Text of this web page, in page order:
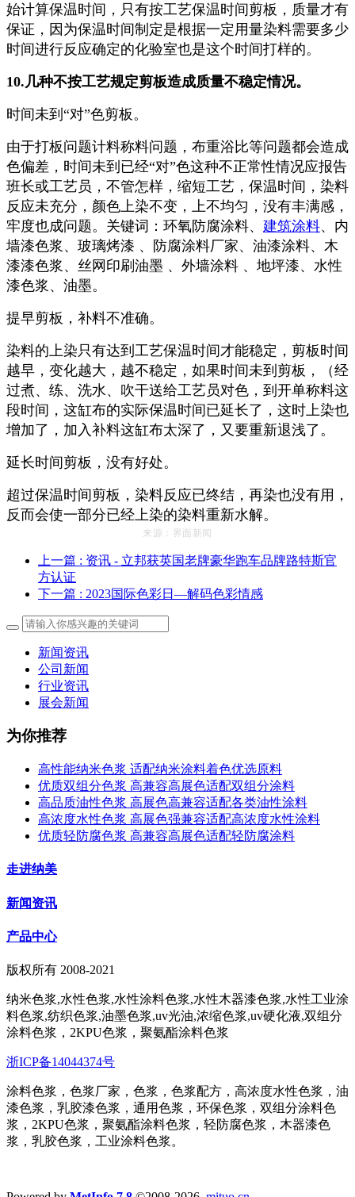
始计算保温时间，只有按工艺保温时间剪板，质量才有
保证，因为保温时间制定是根据一定用量染料需要多少
时间进行反应确定的化验室也是这个时间打样的。
10.几种不按工艺规定剪板造成质量不稳定情况。
时间未到“对”色剪板。
由于打板问题计料称料问题，布重浴比等问题都会造成
色偏差，时间未到已经“对”色这种不正常性情况应报告
班长或工艺员，不管怎样，缩短工艺，保温时间，染料
反应未充分，颜色上染不变，上不均匀，没有丰满感，
牢度也成问题。关键词：环氧防腐涂料、 建筑涂料、内
墙漆色浆、玻璃烤漆 、防腐涂料厂家、油漆涂料、木
漆漆色浆、丝网印刷油墨 、外墙涂料 、地坪漆、水性
漆色浆、油墨。
提早剪板，补料不准确。
染料的上染只有达到工艺保温时间才能稳定，剪板时间
越早，变化越大，越不稳定，如果时间未到剪板，（经
过煮、练、洗水、吹干送给工艺员对色，到开单称料这
段时间，这缸布的实际保温时间已延长了，这时上染也
增加了，加入补料这缸布太深了，又要重新退浅了。
延长时间剪板，没有好处。
超过保温时间剪板，染料反应已终结，再染也没有用，
反而会使一部分已经上染的染料重新水解。
来源 ： 界面新闻
上一篇 : 资讯 - 立邦获英国老牌豪华跑车品牌路特斯官
方认证
下一篇 : 2023国际色彩日—解码色彩情感
新闻资讯
公司新闻
行业资讯
展会新闻
为你推荐
高性能纳米色浆 适配纳米涂料着色优选原料
优质双组分色浆 高兼容高展色适配双组分涂料
高品质油性色浆 高展色高兼容适配各类油性涂料
高浓度水性色浆 高展色强兼容适配高浓度水性涂料
优质轻防腐色浆 高兼容高展色适配轻防腐涂料
走进纳美
新闻资讯
产品中心
版权所有 2008-2021
纳米色浆,水性色浆,水性涂料色浆,水性木器漆色浆,水性工业涂
料色浆,纺织色浆,油墨色浆,uv光油,浓缩色浆,uv硬化液,双组分
涂料色浆，2KPU色浆，聚氨酯涂料色浆
浙ICP备14044374号
涂料色浆，色浆厂家，色浆，色浆配方，高浓度水性色浆，油
漆色浆，乳胶漆色浆，通用色浆，环保色浆，双组分涂料色
浆，2KPU色浆，聚氨酯涂料色浆，轻防腐色浆，木器漆色
浆，乳胶色浆，工业涂料色浆。